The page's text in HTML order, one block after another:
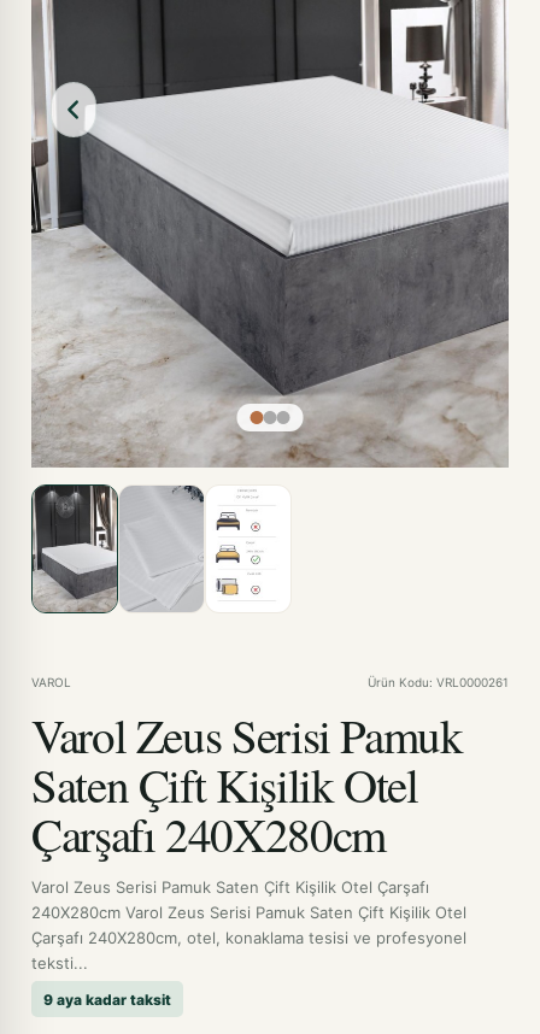
VAROL Ürün Kodu: VRL0000261
Varol Zeus Serisi Pamuk
Saten Çift Kişilik Otel
Çarşafı 240X280cm
Varol Zeus Serisi Pamuk Saten Çift Kişilik Otel Çarşafı
240X280cm Varol Zeus Serisi Pamuk Saten Çift Kişilik Otel
Çarşafı 240X280cm, otel, konaklama tesisi ve profesyonel
teksti...
9 aya kadar taksit